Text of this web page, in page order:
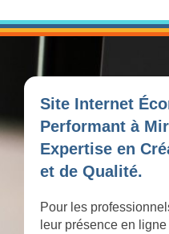
Site Internet
Performant à
Expertise en
et de Qualité.
Pour les
leur présence en